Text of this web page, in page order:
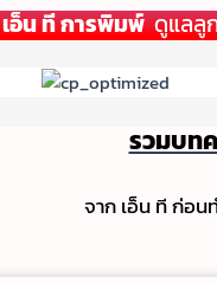
เอ็น ที การพิมพ์ดูแลลูก
รวมบท
จาก เอ็น ที ก่อน